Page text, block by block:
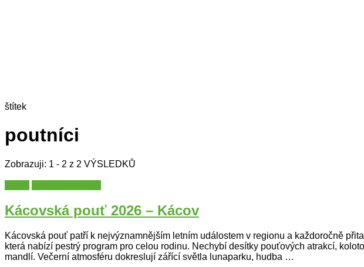
štítek
poutníci
Zobrazuji: 1 - 2 z 2 VÝSLEDKŮ
Kácovská pouť 2026 – Kácov
Kácovská pouť patří k nejvýznamnějším letním událostem v regionu a každoročně
která nabízí pestrý program pro celou rodinu. Nechybí desítky pouťových atrakcí,
mandlí. Večerní atmosféru dokreslují zářící světla lunaparku, hudba …